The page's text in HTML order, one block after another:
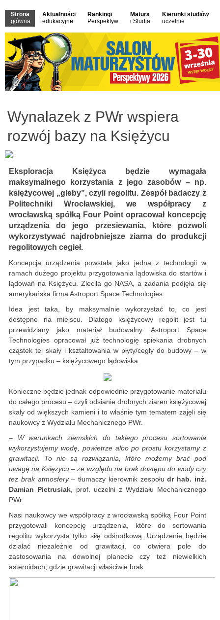
Strona
główna
Aktualności
edukacyjne
Rankingi
Perspektyw
Matura
i Studia
Kierunki studiów
uczelnie
Wynalazek z PWr wspiera
rozwój bazy na Księżycu
Eksploracja Księżyca będzie wymagała
maksymalnego korzystania z jego zasobów – np.
księżycowej „gleby”, czyli regolitu. Zespół badaczy z
Politechniki Wrocławskiej, we współpracy z
wrocławską spółką Four Point opracował koncepcję
urządzenia do jego przesiewania, które pozwoli
wykorzystywać najdrobniejsze ziarna do produkcji
regolitowych cegieł.
Koncepcja urządzenia powstała jako jedna z technologii w
ramach dużego projektu przygotowania lądowiska do startów i
lądowań na Księżycu. Zleciła go NASA, a zadania podjęła się
amerykańska firma Astroport Space Technologies.
Idea jest taka, by maksymalnie wykorzystać to, co jest
dostępne na miejscu. Dlatego księżycowy regolit jest tu
przewidziany jako materiał budowalny. Astroport Space
Technologies opracował już technologię spiekania drobnych
cząstek tej skały i kształtowania w płyty/cegły do budowy – w
tym przypadku – księżycowego lądowiska.
Konieczne będzie jednak odpowiednie przygotowanie materiału
do całego procesu – czyli odsianie drobnych ziaren księżycowej
skały od większych kamieni i to właśnie tym tematem zajęli się
naukowcy z Wydziału Mechanicznego PWr.
– W warunkach ziemskich do takiego procesu sortowania
wykorzystujemy wodę, powietrze albo po prostu korzystamy z
grawitacji. To nie są rozwiązania, które możemy brać pod
uwagę na Księżycu – ze względu na brak dostępu do wody czy
też brak atmosfery– tłumaczy kierownik zespołudr hab. inż.
Damian Pietrusiak, prof. uczelni z Wydziału Mechanicznego
PWr.
Nasi naukowcy we współpracy z wrocławską spółką Four Point
przygotowali koncepcję urządzenia, które do sortowania
regolitu wykorzysta tylko siłę odśrodkową. Urządzenie będzie
działać niezależnie od grawitacji, co otwiera pole do
zastosowania na dowolnej planecie czy też niewielkich
asteroidach, gdzie grawitacji właściwie brak.